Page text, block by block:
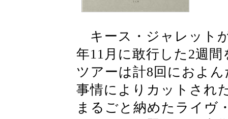
キース・ジャレット
年11月に敢行した2週
ツアーは計8回におよ
事情によりカットされ
まるごと納めたライヴ